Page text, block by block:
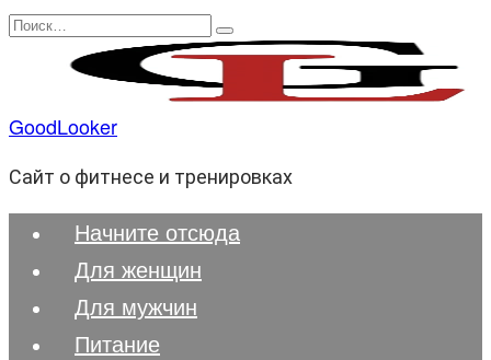
Перейти
содержанию
Search
GoodLooker
Сайт о фитнесе и тренировках
Начните отсюда
Для женщин
Для мужчин
Питание